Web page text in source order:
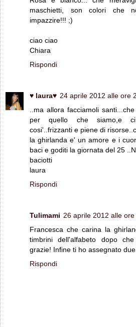
maschietti, son colori che
impazzire!!! ;)
ciao ciao
Chiara
Rispondi
♥ laura♥ 24 aprile 2012 alle ore
..ma allora facciamoli
per quello che siamo,e ci
cosi'..frizzanti e piene di
la ghirlanda e' un amore e i
baci e goditi la giornata del 25
baciotti
laura
Rispondi
Tulimami 26 aprile 2012 alle
Francesca che carina la
timbrini dell'alfabeto dopo
grazie! Infine ti ho assegnato
Rispondi